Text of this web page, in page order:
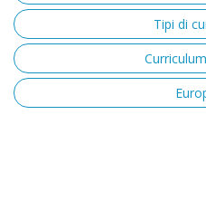
Tipi di